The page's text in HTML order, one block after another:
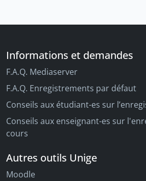
Informations et demandes
F.A.Q. Mediaserver
F.A.Q. Enregistrements par défaut
Conseils aux étudiant-es sur
Conseils aux enseignant-es sur
cours
Autres outils Unige
Moodle